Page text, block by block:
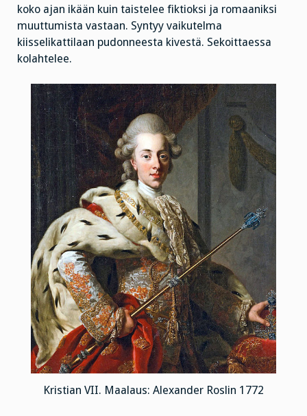
koko ajan ikään kuin taistelee fiktioksi ja romaaniksi
muuttumista vastaan. Syntyy vaikutelma
kiisselikattilaan pudonneesta kivestä. Sekoittaessa
kolahtelee.
Kristian VII. Maalaus: Alexander Roslin 1772